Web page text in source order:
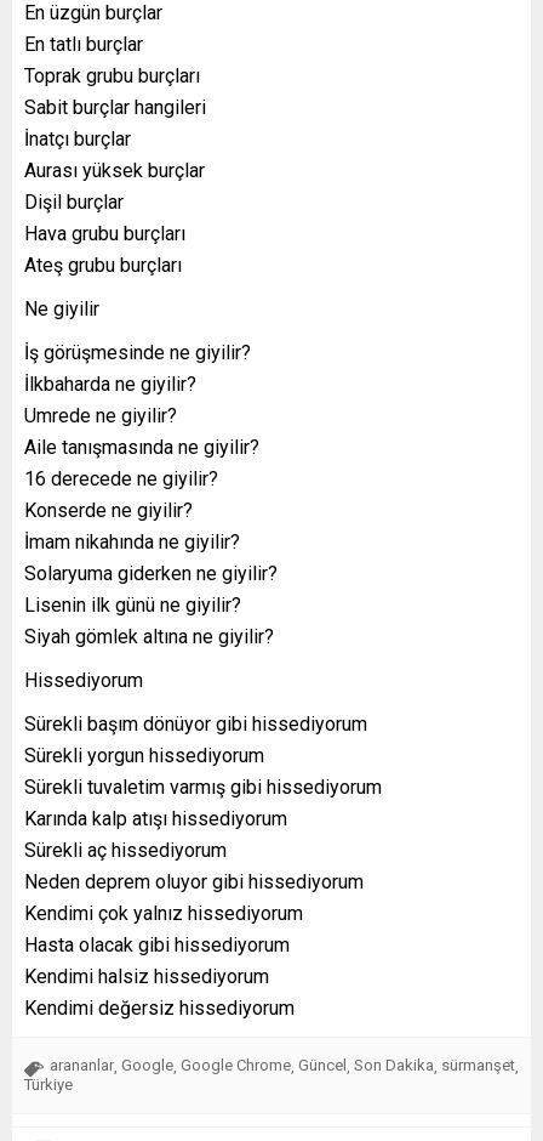
En üzgün burçlar
En tatlı burçlar
Toprak grubu burçları
Sabit burçlar hangileri
İnatçı burçlar
Aurası yüksek burçlar
Dişil burçlar
Hava grubu burçları
Ateş grubu burçları
Ne giyilir
İş görüşmesinde ne giyilir?
İlkbaharda ne giyilir?
Umrede ne giyilir?
Aile tanışmasında ne giyilir?
16 derecede ne giyilir?
Konserde ne giyilir?
İmam nikahında ne giyilir?
Solaryuma giderken ne giyilir?
Lisenin ilk günü ne giyilir?
Siyah gömlek altına ne giyilir?
Hissediyorum
Sürekli başım dönüyor gibi hissediyorum
Sürekli yorgun hissediyorum
Sürekli tuvaletim varmış gibi hissediyorum
Karında kalp atışı hissediyorum
Sürekli aç hissediyorum
Neden deprem oluyor gibi hissediyorum
Kendimi çok yalnız hissediyorum
Hasta olacak gibi hissediyorum
Kendimi halsiz hissediyorum
Kendimi değersiz hissediyorum
arananlar, Google, Google Chrome, Güncel , Son Dakika, sürmanşet,
Türkiye